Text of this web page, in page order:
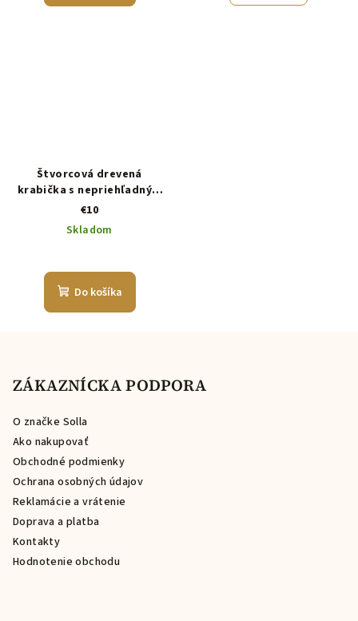
Štvorcová drevená
krabička s nepriehľadným
vekom
€10
Skladom
Do košíka
ZÁKAZNÍCKA PODPORA
O značke Solla
Ako nakupovať
Obchodné podmienky
Ochrana osobných údajov
Reklamácie a vrátenie
Doprava a platba
Kontakty
Hodnotenie obchodu